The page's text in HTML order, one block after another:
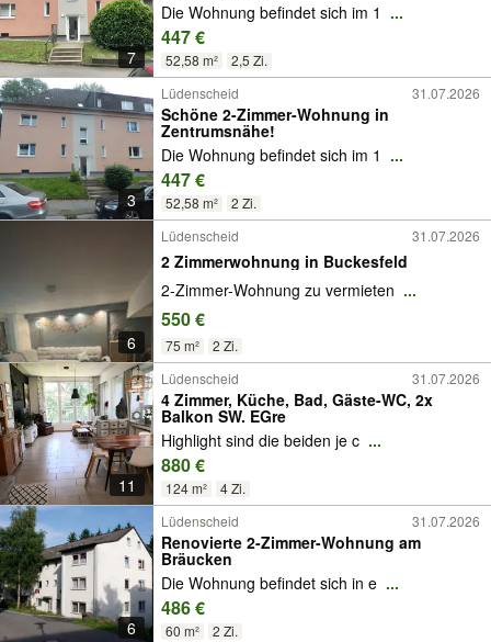
7
Die Wohnung befindet sich im 1 ...
447 €
52,58 m² 2,5 Zi.
3
Lüdenscheid 31.07.2026
Schöne 2-Zimmer-Wohnung in
Zentrumsnähe!
Die Wohnung befindet sich im 1 ...
447 €
52,58 m² 2 Zi.
6
Lüdenscheid 31.07.2026
2 Zimmerwohnung in Buckesfeld
2-Zimmer-Wohnung zu vermieten ...
550 €
75 m² 2 Zi.
11
Lüdenscheid 31.07.2026
4 Zimmer, Küche, Bad, Gäste-WC, 2x
Balkon SW. EGre
Highlight sind die beiden je c ...
880 €
124 m² 4 Zi.
6
Lüdenscheid 31.07.2026
Renovierte 2-Zimmer-Wohnung am
Bräucken
Die Wohnung befindet sich in e ...
486 €
60 m² 2 Zi.